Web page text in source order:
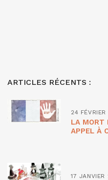
ARTICLES RÉCENTS :
24
LA MORT
APPEL À
17 JANVIER